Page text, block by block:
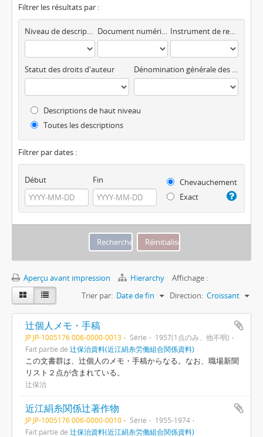
Filtrer les résultats par :
Niveau de description Document numérique disponible Instrument de recherche
Statut des droits d'auteur Dénomination générale des documents
Descriptions de haut niveau
Toutes les descriptions
Filtrer par dates :
Début Fin
Chevauchement
Exact
Aperçu avant impression Hierarchy
Affichage :
Trier par: Date de fin Direction: Croissant
辻個人メモ・手稿
JP JP-1005176 006-0000-0013 Série
1957(1点のみ、他不明)
Fait partie de 辻保治資料(近江絹糸労働組合関係資料)
この文書群は、辻個人のメモ・手稿からなる。なお、職場新聞
リスト２点が含まれている。
辻保治
近江絹糸関係辻著作物
JP JP-1005176 006-0000-0010 Série
1955-1974
Fait partie de 辻保治資料(近江絹糸労働組合関係資料)